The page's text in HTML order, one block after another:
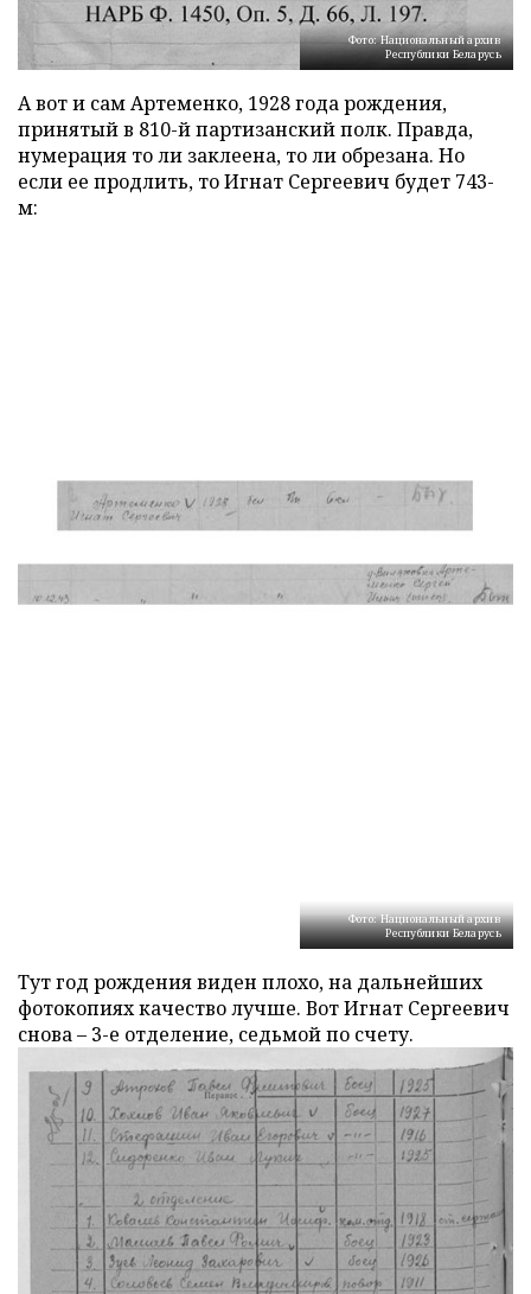
Фото: Национальный архив
Республики Беларусь
А вот и сам Артеменко, 1928 года рождения,
принятый в 810-й партизанский полк. Правда,
нумерация то ли заклеена, то ли обрезана. Но
если ее продлить, то Игнат Сергеевич будет 743-
м:
Фото: Национальный архив
Республики Беларусь
Тут год рождения виден плохо, на дальнейших
фотокопиях качество лучше. Вот Игнат Сергеевич
снова – 3-е отделение, седьмой по счету.